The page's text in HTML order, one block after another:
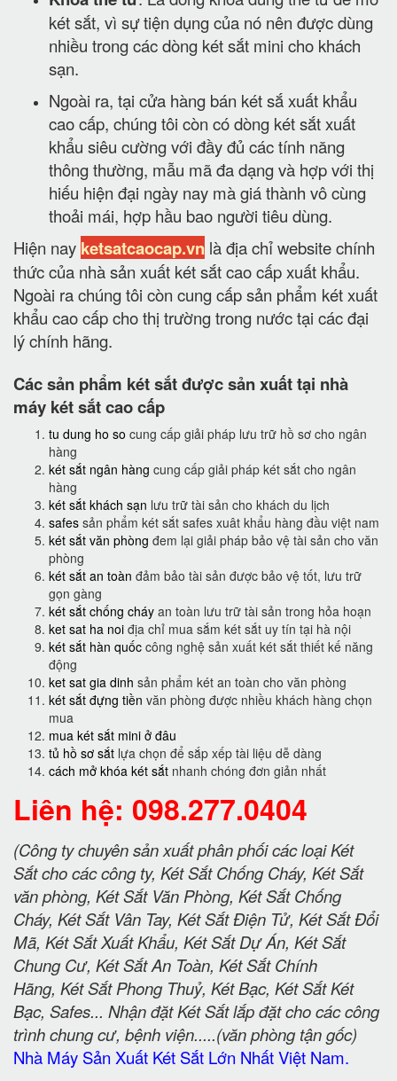
két sắt, vì sự tiện dụng của nó nên được dùng
nhiều trong các dòng két sắt mini cho khách
sạn.
Ngoài ra, tại cửa hàng bán két sắ xuất khẩu
cao cấp, chúng tôi còn có dòng két sắt xuất
khẩu siêu cường với đầy đủ các tính năng
thông thường, mẫu mã đa dạng và hợp với thị
hiếu hiện đại ngày nay mà giá thành vô cùng
thoải mái, hợp hầu bao người tiêu dùng.
Hiện nay ketsatcaocap.vn là địa chỉ website chính
thức của nhà sản xuất két sắt cao cấp xuất khẩu.
Ngoài ra chúng tôi còn cung cấp sản phẩm két xuất
khẩu cao cấp cho thị trường trong nước tại các đại
lý chính hãng.
Các sản phẩm két sắt được sản xuất tại nhà
máy két sắt cao cấp
tu dung ho so cung cấp giải pháp lưu trữ hồ sơ cho ngân
hàng
két sắt ngân hàng cung cấp giải pháp két sắt cho ngân
hàng
két sắt khách sạn lưu trữ tài sản cho khách du lịch
safes sản phẩm két sắt safes xuât khẩu hàng đầu việt nam
két sắt văn phòng đem lại giải pháp bảo vệ tài sản cho văn
phòng
két sắt an toàn đảm bảo tài sản được bảo vệ tốt, lưu trữ
gọn gàng
két sắt chống cháy an toàn lưu trữ tài sản trong hỏa hoạn
ket sat ha noi địa chỉ mua sắm két sắt uy tín tại hà nội
két sắt hàn quốc công nghệ sản xuất két sắt thiết kế năng
động
ket sat gia dinh sản phẩm két an toàn cho văn phòng
két sắt đựng tiền văn phòng được nhiều khách hàng chọn
mua
mua két sắt mini ở đâu
tủ hồ sơ sắt lựa chọn để sắp xếp tài liệu dễ dàng
cách mở khóa két sắt nhanh chóng đơn giản nhất
Liên hệ: 098.277.0404
(Công ty chuyên sản xuất phân phối các loại Két
Sắt cho các công ty, Két Sắt Chống Cháy, Két Sắt
văn phòng, Két Sắt Văn Phòng, Két Sắt Chống
Cháy, Két Sắt Vân Tay, Két Sắt Điện Tử, Két Sắt Đổi
Mã, Két Sắt Xuất Khẩu, Két Sắt Dự Án, Két Sắt
Chung Cư, Két Sắt An Toàn, Két Sắt Chính
Hãng, Két Sắt Phong Thuỷ, Két Bạc, Két Sắt Két
Bạc, Safes... Nhận đặt Két Sắt lắp đặt cho các công
trình chung cư, bệnh viện.....(văn phòng tận gốc)
Nhà Máy Sản Xuất Két Sắt Lớn Nhất Việt Nam.